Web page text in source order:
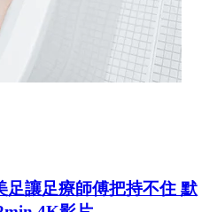
足讓足療師傅把持不住 默